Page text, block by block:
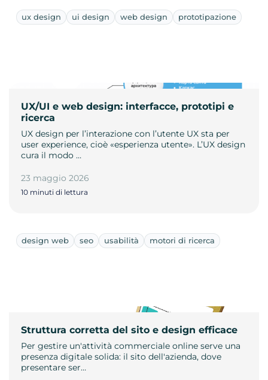
ux design ui design web design prototipazione
UX/UI e web design: interfacce, prototipi e
ricerca
UX design per l’interazione con l’utente UX sta per
user experience, cioè «esperienza utente». L’UX design
cura il modo …
23 maggio 2026
10 minuti di lettura
design web seo usabilità motori di ricerca
Struttura corretta del sito e design efficace
Per gestire un'attività commerciale online serve una
presenza digitale solida: il sito dell'azienda, dove
presentare ser…